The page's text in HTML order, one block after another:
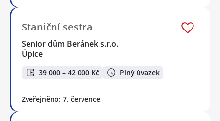
Staniční sestra
Senior dům Beránek s.r.o.
Úpice
39 000 – 42 000 Kč Plný úvazek
Zveřejněno: 7. července